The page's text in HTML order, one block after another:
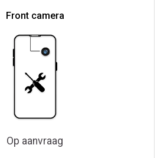
Front camera
Op aanvraag